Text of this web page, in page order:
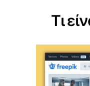
Τι